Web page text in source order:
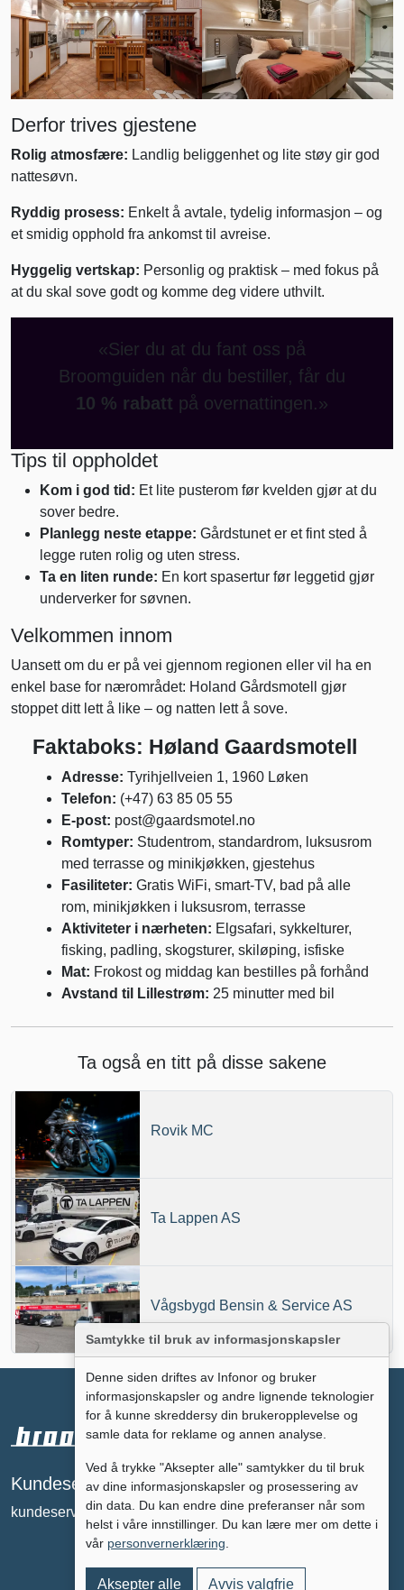
Derfor trives gjestene
Rolig atmosfære: Landlig beliggenhet og lite støy gir god
nattesøvn.
Ryddig prosess: Enkelt å avtale, tydelig informasjon – og
et smidig opphold fra ankomst til avreise.
Hyggelig vertskap: Personlig og praktisk – med fokus på
at du skal sove godt og komme deg videre uthvilt.
«Sier du at du fant oss på
Broomguiden når du bestiller, får du
10 % rabatt på overnattingen.»
Tips til oppholdet
Kom i god tid: Et lite pusterom før kvelden gjør at du
sover bedre.
Planlegg neste etappe: Gårdstunet er et fint sted å
legge ruten rolig og uten stress.
Ta en liten runde: En kort spasertur før leggetid gjør
underverker for søvnen.
Velkommen innom
Uansett om du er på vei gjennom regionen eller vil ha en
enkel base for nærområdet: Holand Gårdsmotell gjør
stoppet ditt lett å like – og natten lett å sove.
Faktaboks: Høland Gaardsmotell
Adresse: Tyrihjellveien 1, 1960 Løken
Telefon: (+47) 63 85 05 55
E-post: post@gaardsmotel.no
Romtyper: Studentrom, standardrom, luksusrom
med terrasse og minikjøkken, gjestehus
Fasiliteter: Gratis WiFi, smart-TV, bad på alle
rom, minikjøkken i luksusrom, terrasse
Aktiviteter i nærheten: Elgsafari, sykkelturer,
fisking, padling, skogsturer, skiløping, isfiske
Mat: Frokost og middag kan bestilles på forhånd
Avstand til Lillestrøm: 25 minutter med bil
Ta også en titt på disse sakene
Rovik MC
Ta Lappen AS
Vågsbygd Bensin & Service AS
Kundeservice
kundeservice@broomguiden.no
Annonsere på
broomguiden?
tc@broomguiden.no
Samtykke til bruk av informasjonskapsler
Denne siden driftes av Infonor og bruker
informasjonskapsler og andre lignende teknologier
for å kunne skreddersy din brukeropplevelse og
samle data for reklame og annen analyse.
Ved å trykke "Aksepter alle" samtykker du til bruk
av dine informasjonskapsler og prosessering av
din data. Du kan endre dine preferanser når som
helst i våre innstillinger. Du kan lære mer om dette i
vår personvernerklæring
Aksepter alle Avvis valgfrie